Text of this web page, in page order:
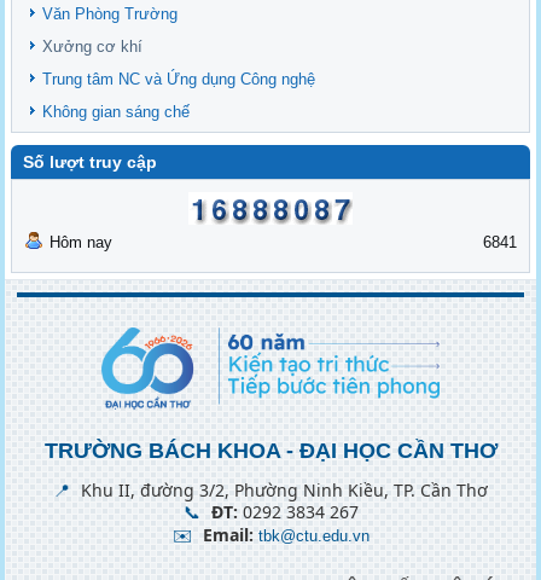
Văn Phòng Trường
Xưởng cơ khí
Trung tâm NC và Ứng dụng Công nghệ
Không gian sáng chế
Số lượt truy cập
Hôm nay 6841
TRƯỜNG BÁCH KHOA - ĐẠI HỌC CẦN THƠ
📍 Khu II, đường 3/2, Phường Ninh Kiều, TP. Cần Thơ
📞 ĐT:0292 3834 267
✉️ Email: tbk@ctu.edu.vn